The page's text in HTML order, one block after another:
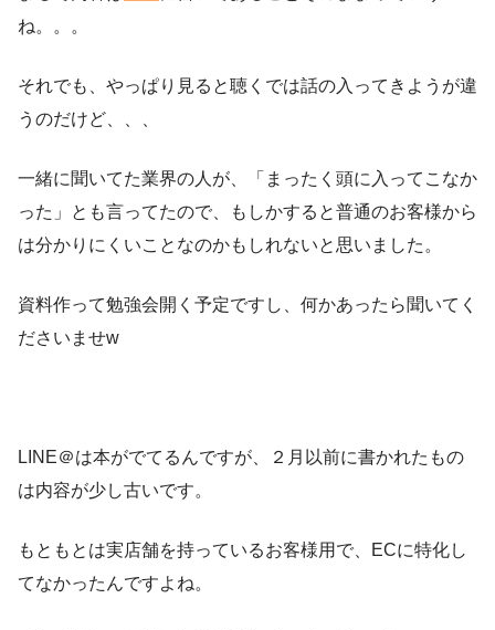
ね。。。
それでも、やっぱり見ると聴くでは話の入ってきようが違
うのだけど、、、
一緒に聞いてた業界の人が、「まったく頭に入ってこなか
った」とも言ってたので、もしかすると普通のお客様から
は分かりにくいことなのかもしれないと思いました。
資料作って勉強会開く予定ですし、何かあったら聞いてく
ださいませw
LINE＠は本がでてるんですが、２月以前に書かれたもの
は内容が少し古いです。
もともとは実店舗を持っているお客様用で、ECに特化し
てなかったんですよね。